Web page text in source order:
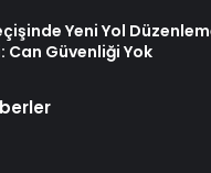
Yeni Yol
Can Güvenliği Yok